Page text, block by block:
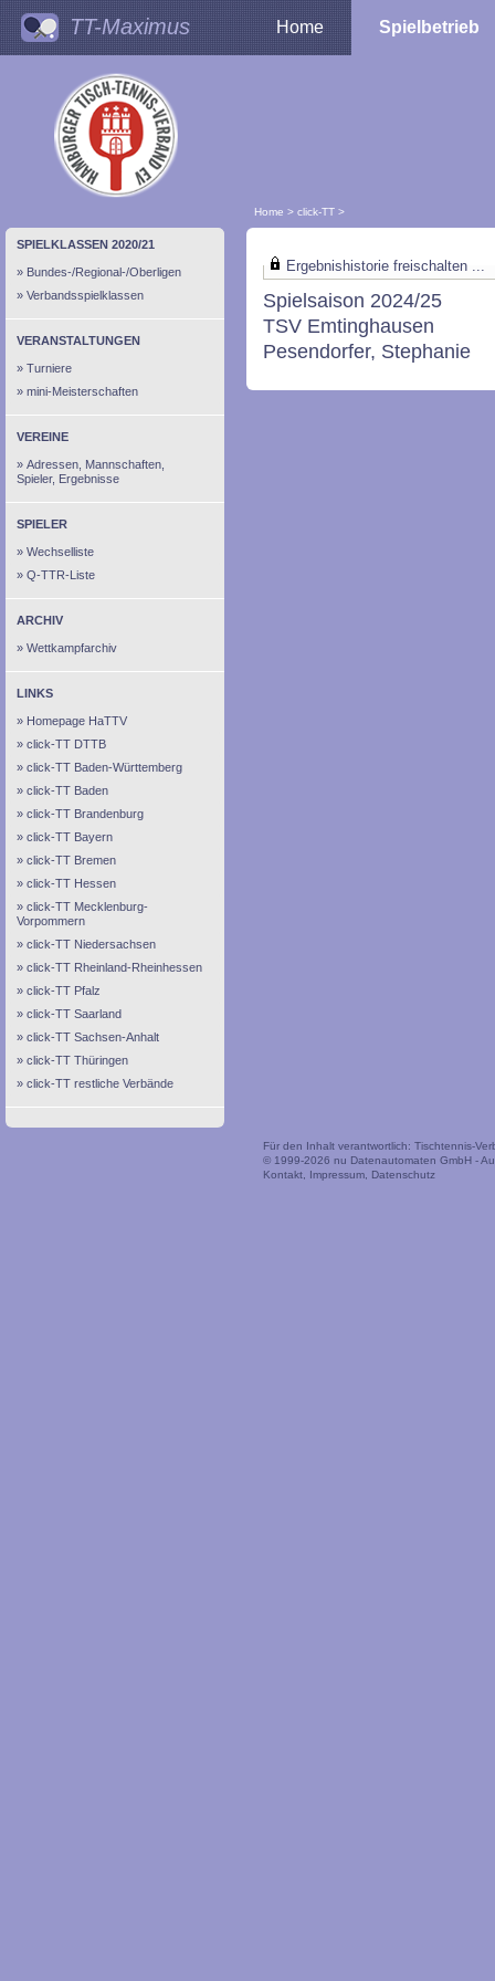
TT-Maximus Home Spielbetrieb
Home > click-TT >
SPIELKLASSEN 2020/21
Bundes-/Regional-/Oberligen
Verbandsspielklassen
VERANSTALTUNGEN
Turniere
mini-Meisterschaften
VEREINE
Adressen, Mannschaften,
Spieler, Ergebnisse
SPIELER
Wechselliste
Q-TTR-Liste
ARCHIV
Wettkampfarchiv
LINKS
Homepage HaTTV
click-TT DTTB
click-TT Baden-Württemberg
click-TT Baden
click-TT Brandenburg
click-TT Bayern
click-TT Bremen
click-TT Hessen
click-TT Mecklenburg-
Vorpommern
click-TT Niedersachsen
click-TT Rheinland-Rheinhessen
click-TT Pfalz
click-TT Saarland
click-TT Sachsen-Anhalt
click-TT Thüringen
click-TT restliche Verbände
Ergebnishistorie freischalten ...
Spielsaison 2024/25
TSV Emtinghausen
Pesendorfer, Stephanie
Für den Inhalt verantwortlich: Tischtennis-
© 1999-2026 nu Datenautomaten GmbH -
Kontakt
Impressum Datenschutz